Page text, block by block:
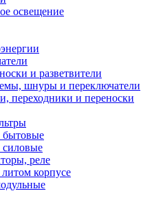
освещение
и разветвители
шнуры и переключатели
переходники и переноски
бытовые
силовые
реле
корпусе